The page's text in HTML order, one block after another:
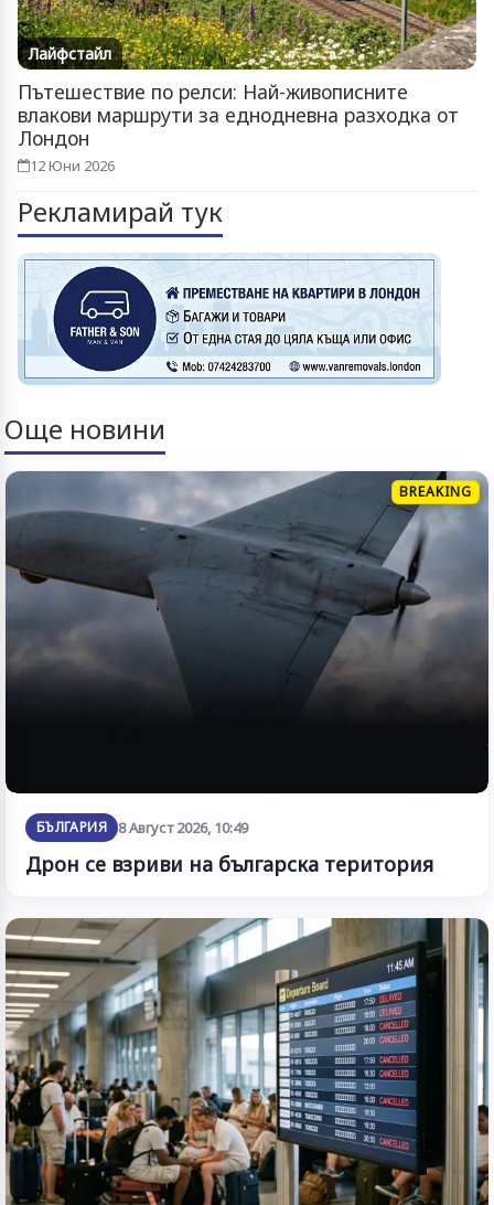
Лайфстайл
Пътешествие по релси: Най-живописните
влакови маршрути за еднодневна разходка от
Лондон
12 Юни 2026
Рекламирай тук
Още новини
BREAKING
БЪЛГАРИЯ 8 Август 2026, 10:49
Дрон се взриви на българска територия